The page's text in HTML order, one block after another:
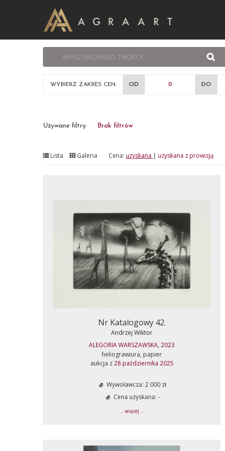
WYBIERZ ZAKRES CEN: OD DO
Używane filtry: Brak filtrów
Lista Galeria Cena: uzyskana | uzyskana z prowizją
Nr Katalogowy 42.
Andrzej Wiktor
ALEGORIA WARSZAWSKA, 2023
heliograwiura, papier
aukcja z28 października 2025
Wywoławcza: 2 000 zł
Cena uzyskana: -
... więcej ...